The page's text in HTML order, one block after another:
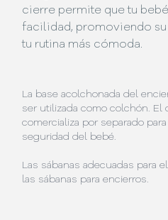
cierre permite que tu
facilidad, promoviendo
tu rutina más cómoda.
La base acolchonada del
ser utilizada como colchón. El
comercializa por separado
seguridad del bebé.
Las sábanas adecuadas para
las sábanas para encierros.